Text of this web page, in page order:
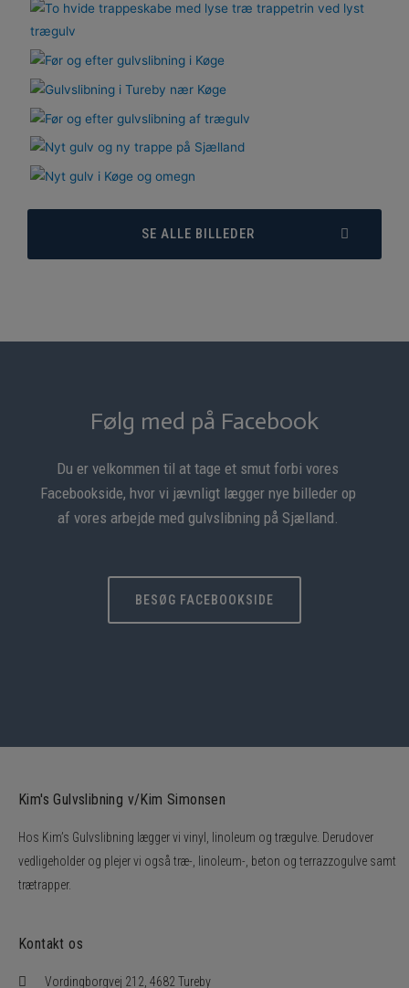
SE ALLE BILLEDER
Følg med på Facebook
Du er velkommen til at tage et smut forbi vores
Facebookside, hvor vi jævnligt lægger nye billeder op
af vores arbejde med gulvslibning på Sjælland.
BESØG FACEBOOKSIDE
Kim's Gulvslibning v/Kim Simonsen
Hos Kim’s Gulvslibning lægger vi vinyl, linoleum og trægulve. Derudover
vedligeholder og plejer vi også træ-, linoleum-, beton og terrazzogulve samt
trætrapper.
Kontakt os
Vordingborgvej 212, 4682 Tureby